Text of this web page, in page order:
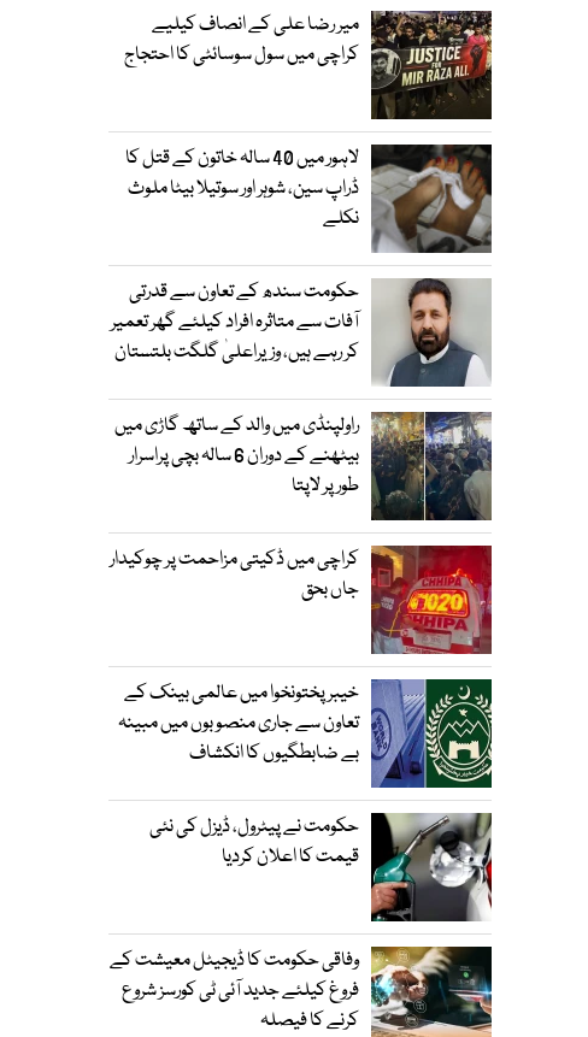
میر رضا علی کے انصاف کیلیے
کراچی میں سول سوسائٹی کا احتجاج
لاہور میں 40 سالہ خاتون کے قتل کا
ڈراپ سین، شوہر اور سوتیلا بیٹا ملوث
نکلے
حکومت سندھ کے تعاون سے قدرتی
آفات سے متاثرہ افراد کیلئے گھر تعمیر
کر رہے ہیں، وزیراعلیٰ گلگت بلتستان
راولپنڈی میں والد کے ساتھ گاڑی میں
بیٹھنے کے دوران 6 سالہ بچی پراسرار
طور پر لاپتا
کراچی میں ڈکیتی مزاحمت پر چوکیدار
جاں بحق
خیبرپختونخوا میں عالمی بینک کے
تعاون سے جاری منصوبوں میں مبینہ
بے ضابطگیوں کا انکشاف
حکومت نے پیٹرول، ڈیزل کی نئی
قیمت کا اعلان کردیا
وفاقی حکومت کا ڈیجیٹل معیشت کے
فروغ کیلئے جدید آئی ٹی کورسز شروع
کرنے کا فیصلہ